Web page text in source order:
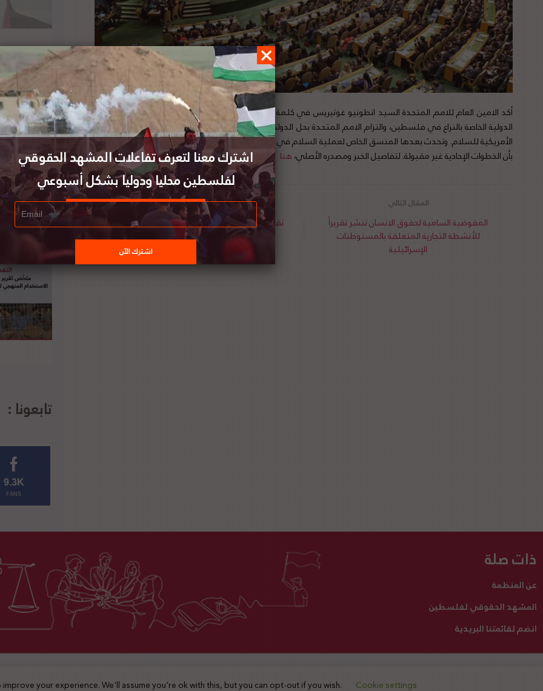
أكد الامين العام للامم المتحدة السيد انطونيو غوتيريس في كلمة له أمام مجلس الأمن التزام الامم المتحدة بالقرارات
الدولية الخاصة بالنزاع في فلسطين، والتزام الامم المتحدة بحل الدولتين، وذلك في خضم نقاش في المجلس حول الخطة
الأمريكية للسلام. وتحدث بعدها المنسق الخاص لعملية السلام في الشرق الأوسط السيد نيكولاي ملادينوف، والذي قال
بأن الخطوات الإحادية غير مقبولة. لتفاصيل الخبر ومصدره الأصلي،هنا
المفوضية السامية لحقوق الانسان تنشر تقريراً
للأنشطة التجارية المتعلقة بالمستوطنات
الإسرائيلية
تابعونا :
9.3K
FANS
ذات صلة
عن المنظمة
المشهد الحقوقي لفلسطين
انضم لقائمتنا البريدية
اتصل بنا تبرع لنا 2025 © جميع الحقوق محفوظة
your experience. We'll assume you're ok with this, but you can opt-out if you wish. Cookie settings
اشترك معنا لتعرف تفاعلات المشهد الحقوقي
لفلسطين محليا ودوليا بشكل أسبوعي